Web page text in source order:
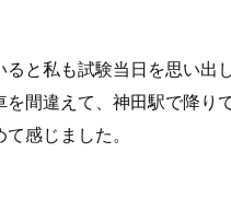
私も試験当日を思い出し
間違えて、神田駅で降り
感じました。